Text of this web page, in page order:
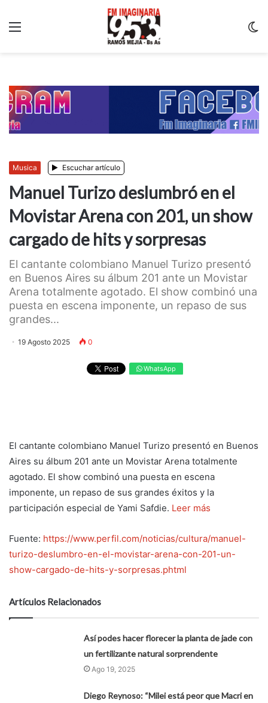
Musica Escuchar artículo
Manuel Turizo deslumbró en el
Movistar Arena con 201, un show
cargado de hits y sorpresas
El cantante colombiano Manuel Turizo presentó
en Buenos Aires su álbum 201 ante un Movistar
Arena totalmente agotado. El show combinó una
puesta en escena imponente, un repaso de sus
grandes...
19 Agosto 2025 0
WhatsApp
El cantante colombiano Manuel Turizo presentó en Buenos
Aires su álbum 201 ante un Movistar Arena totalmente
agotado. El show combinó una puesta en escena
imponente, un repaso de sus grandes éxitos y la
participación especial de Yami Safdie. Leer más
Fuente: https://www.perfil.com/noticias/cultura/manuel-
turizo-deslumbro-en-el-movistar-arena-con-201-un-
show-cargado-de-hits-y-sorpresas.phtml
Artículos Relacionados
Así podes hacer florecer la planta de jade con
un fertilizante natural sorprendente
Ago 19, 2025
Diego Reynoso: “Milei está peor que Macri en